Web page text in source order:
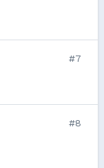
#7
#8